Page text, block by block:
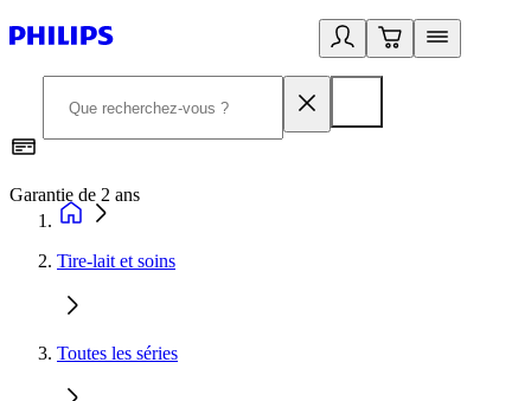
Garantie de 2 ans
Tire-lait et soins
Toutes les séries